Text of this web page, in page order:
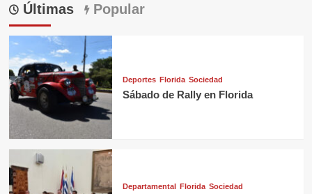
Últimas Popular
Deportes Florida Sociedad
Sábado de Rally en Florida
Departamental Florida Sociedad